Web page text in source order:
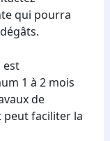
qui pourra
est
1 à 2 mois
de
peut faciliter la